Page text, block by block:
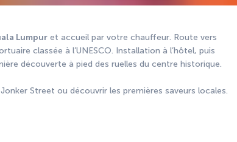
Lumpur
classée à l’UNESCO. Installation à l’hôtel, puis
découverte à pied des ruelles du centre historique.
Street ou découvrir les premières saveurs locales.